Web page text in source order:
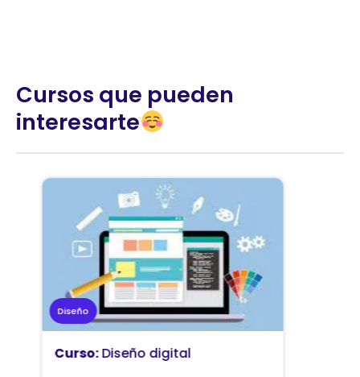
Cursos que pueden
interesarte
Marketing
Curso:Diseño y comunicación